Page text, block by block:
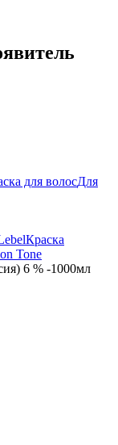
для волосДля
Краска
Tone
6 % -1000мл